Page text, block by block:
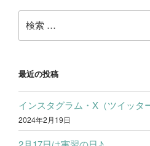
ー
シ
ン
稿
索:
最近の投稿
インスタグラム・X（ツイッタ
2024年2月19日